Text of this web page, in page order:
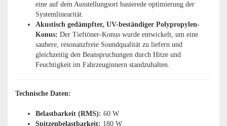
eine auf dem Ausstellungsort basierede optimierung der
Systemlinearität.
Akustisch gedämpfter, UV-beständiger Polypropylen-
Konus: Der Tieftöner-Konus wurde entwickelt, um eine
saubere, resonanzfreie Soundqualität zu liefern und
gleichzeitig den Beanspruchungen durch Hitze und
Feuchtigkeit im Fahrzeuginnern standzuhalten.
Technische Daten:
Belastbarkeit (RMS): 60 W​
Spitzenbelastbarkeit: 180 W​